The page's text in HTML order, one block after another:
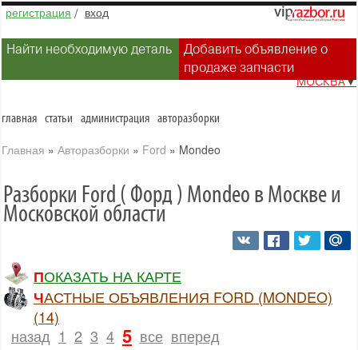
регистрация / вход
Найти необходимую деталь
Добавить объявление о
продаже запчасти
МОСКВА▼
главная статьи администрация авторазборки
Главная » Авторазборки » Ford » Mondeo
Разборки Ford ( Форд ) Mondeo в Москве и
Московской области
ПОКАЗАТЬ НА КАРТЕ
ЧАСТНЫЕ ОБЪЯВЛЕНИЯ FORD (MONDEO)
(14)
назад 1 2 3 4 5 все вперед